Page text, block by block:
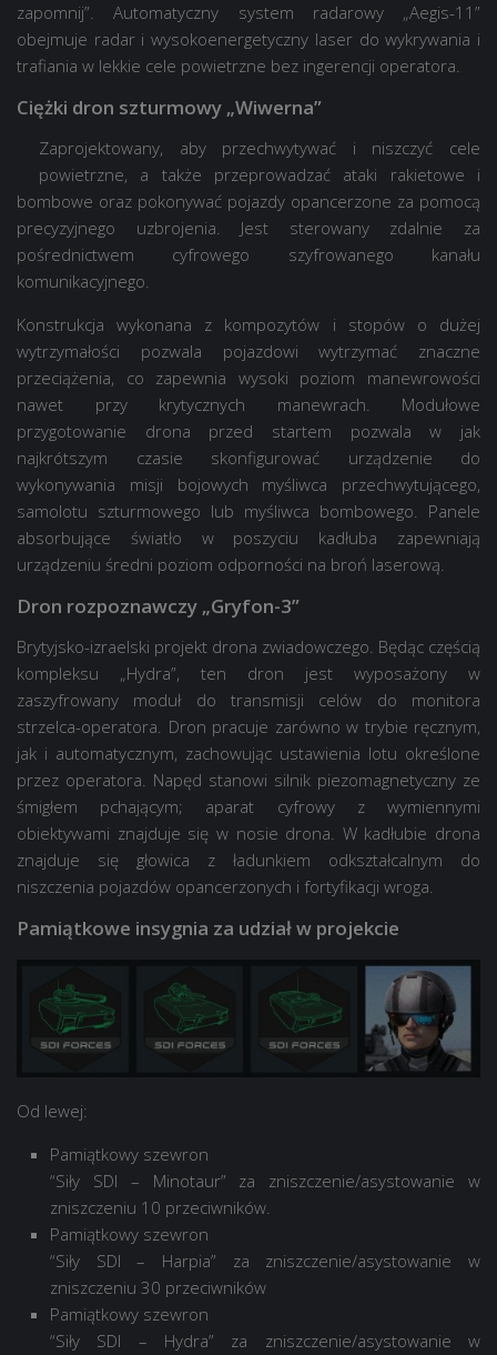
zapomnij”. Automatyczny system radarowy „Aegis-11”
obejmuje radar i wysokoenergetyczny laser do wykrywania i
trafiania w lekkie cele powietrzne bez ingerencji operatora.
Ciężki dron szturmowy „Wiwerna”
Zaprojektowany, aby przechwytywać i niszczyć cele
powietrzne, a także przeprowadzać ataki rakietowe i
bombowe oraz pokonywać pojazdy opancerzone za pomocą
precyzyjnego uzbrojenia. Jest sterowany zdalnie za
pośrednictwem cyfrowego szyfrowanego kanału
komunikacyjnego.
Konstrukcja wykonana z kompozytów i stopów o dużej
wytrzymałości pozwala pojazdowi wytrzymać znaczne
przeciążenia, co zapewnia wysoki poziom manewrowości
nawet przy krytycznych manewrach. Modułowe
przygotowanie drona przed startem pozwala w jak
najkrótszym czasie skonfigurować urządzenie do
wykonywania misji bojowych myśliwca przechwytującego,
samolotu szturmowego lub myśliwca bombowego. Panele
absorbujące światło w poszyciu kadłuba zapewniają
urządzeniu średni poziom odporności na broń laserową.
Dron rozpoznawczy „Gryfon-3”
Brytyjsko-izraelski projekt drona zwiadowczego. Będąc częścią
kompleksu „Hydra”, ten dron jest wyposażony w
zaszyfrowany moduł do transmisji celów do monitora
strzelca-operatora. Dron pracuje zarówno w trybie ręcznym,
jak i automatycznym, zachowując ustawienia lotu określone
przez operatora. Napęd stanowi silnik piezomagnetyczny ze
śmigłem pchającym; aparat cyfrowy z wymiennymi
obiektywami znajduje się w nosie drona. W kadłubie drona
znajduje się głowica z ładunkiem odkształcalnym do
niszczenia pojazdów opancerzonych i fortyfikacji wroga.
Pamiątkowe insygnia za udział w projekcie
Od lewej:
Pamiątkowy szewron
“Siły SDI – Minotaur” za zniszczenie/asystowanie w
zniszczeniu 10 przeciwników.
Pamiątkowy szewron
“Siły SDI – Harpia” za zniszczenie/asystowanie w
zniszczeniu 30 przeciwników
Pamiątkowy szewron
“Siły SDI – Hydra” za zniszczenie/asystowanie w